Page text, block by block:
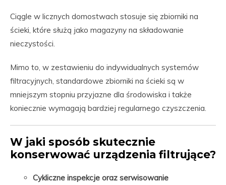
Ciągle w licznych domostwach stosuje się zbiorniki na
ścieki, które służą jako magazyny na składowanie
nieczystości.
Mimo to, w zestawieniu do indywidualnych systemów
filtracyjnych, standardowe zbiorniki na ścieki są w
mniejszym stopniu przyjazne dla środowiska i także
koniecznie wymagają bardziej regularnego czyszczenia.
W jaki sposób skutecznie
konserwować urządzenia filtrujące?
Cykliczne inspekcje oraz serwisowanie